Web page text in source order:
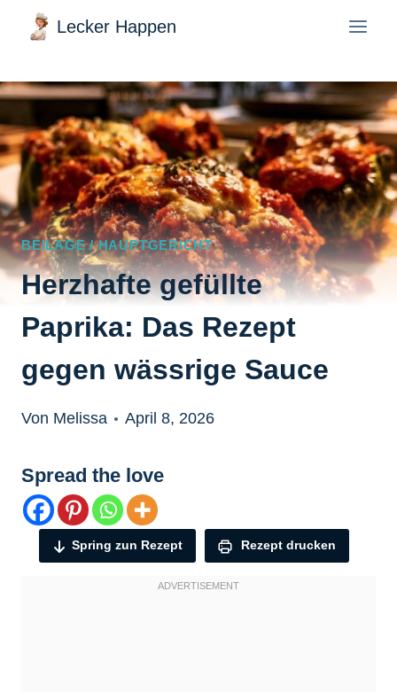
Zum
Inhalt
springen
Lecker Happen
BEILAGE / HAUPTGERICHT
Herzhafte gefüllte
Paprika: Das Rezept
gegen wässrige Sauce
Von Melissa April 8, 2026
Spread the love
Spring zun Rezept Rezept drucken